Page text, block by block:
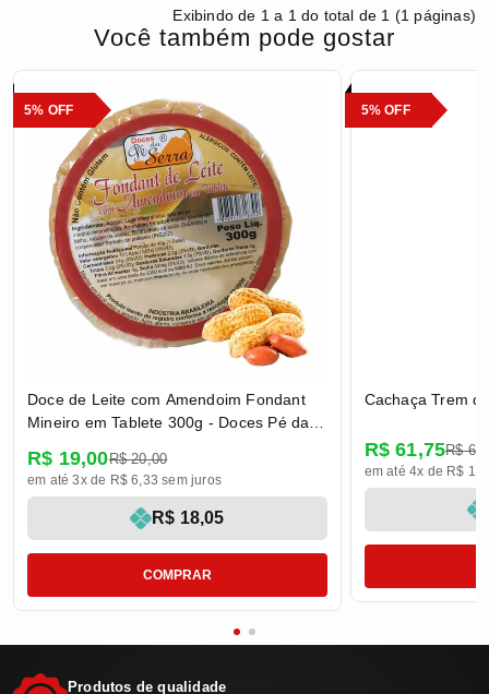
Exibindo de 1 a 1 do total de 1 (1 páginas)
Você também pode gostar
Doce de Leite com Amendoim Fondant
Mineiro em Tablete 300g - Doces Pé da
R$ 19,00R$ 20,00
5% OFF
R$ 18,05
em até 3x de R$ 6,33 sem juros
COMPRAR
Cachaça Trem
R$ 61,75R$
5% OFF
em até 4x de R$
Produtos de qualidade